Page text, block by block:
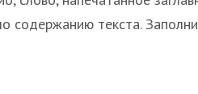
содержанию текста.